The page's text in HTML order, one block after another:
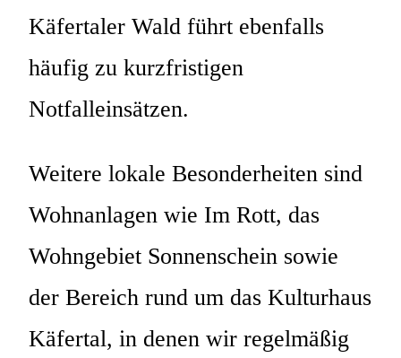
Käfertaler Wald führt ebenfalls
häufig zu kurzfristigen
Notfalleinsätzen.
Weitere lokale Besonderheiten sind
Wohnanlagen wie Im Rott, das
Wohngebiet Sonnenschein sowie
der Bereich rund um das Kulturhaus
Käfertal, in denen wir regelmäßig